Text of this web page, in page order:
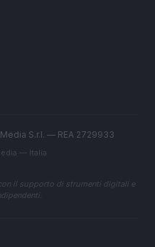
S.r.l. — REA 2729933
— Italia
il supporto di strumenti digitali e